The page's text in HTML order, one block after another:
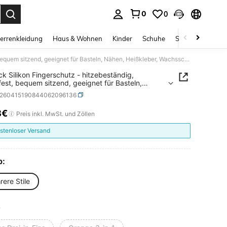
0 0
Haus & Wohnen Kinder Schuhe Schmuck &
12 Stück Silikon Fingerschutz - hitzebeständig, rutschfest, bequem sitzend, geeignet für Basteln, Nähen, Heißkleber, Wachsschnitzen und mehr
Silikon Fingerschutz - hitzebeständig,
bequem sitzend, geeignet für Basteln,
Heißkleber, Wachsschnitzen und mehr
AND AVAILABILITY
Preis inkl. MwSt. und Zöllen
Versand
Stile